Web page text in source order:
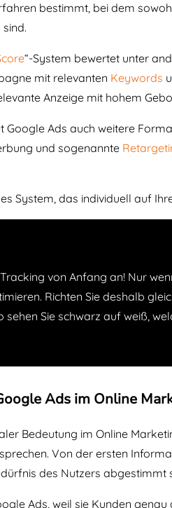
bestimmt, bei dem
“-System bewertet unter
mit relevanten Keywords
Anzeige mit hohem
Google Ads auch weitere
und sogenannte
System, das individuell auf
von Anfang an! Nur
Richten Sie deshalb
sehen Sie schwarz auf weiß,
Ads im Online
Bedeutung im Online
Von der ersten
des Nutzers abgestimmt
Ads, weil sie Kunden